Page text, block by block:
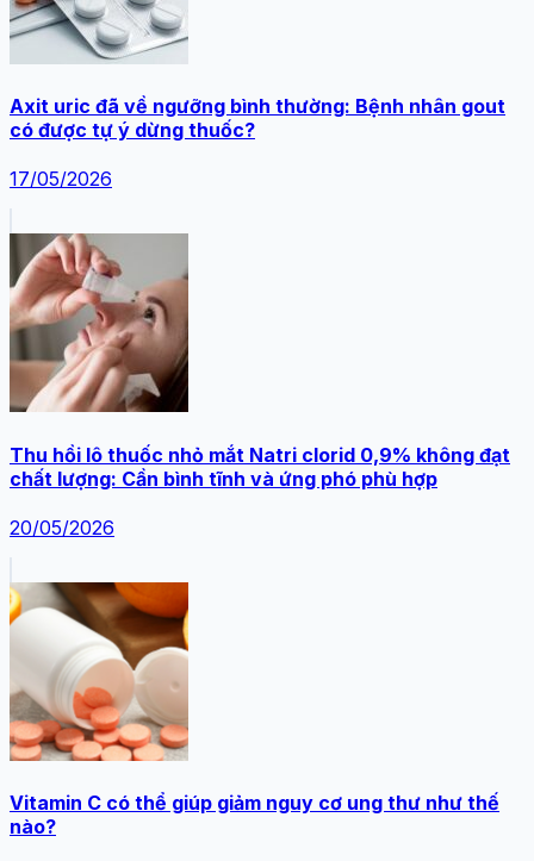
Axit uric đã về ngưỡng bình thường: Bệnh nhân gout
có được tự ý dừng thuốc?
17/05/2026
Thu hồi lô thuốc nhỏ mắt Natri clorid 0,9% không đạt
chất lượng: Cần bình tĩnh và ứng phó phù hợp
20/05/2026
Vitamin C có thể giúp giảm nguy cơ ung thư như thế
nào?